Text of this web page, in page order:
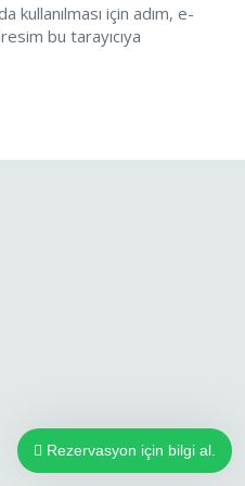
kullanılması için adım, e-
bu tarayıcıya
Rezervasyon için bilgi al.